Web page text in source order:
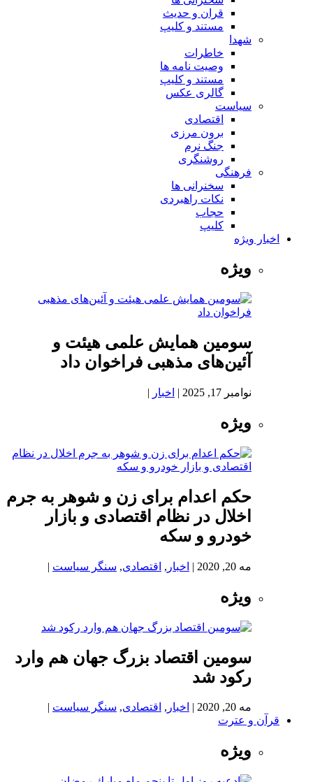
قران و حدیث
مستند و کلیپ
شهدا
خاطرات
وصیت نامه ها
مستند و کلیپ
گالری عکس
سیاست
اقتصادی
برون مرزی
جنگ نرم
روشنگری
فرهنگی
سخنرانی ها
نکات راهبردی
حجاب
کلیپ
اخبار ویژه
ویژه
سومین همایش علمی هیئت و
آئین‌های مذهبی فراخوان داد
نوامبر 17, 2025 | اخبار |
ویژه
حکم اعدام برای زن و شوهر به جرم
اخلال در نظام اقتصادی و بازار
خودرو و سکه
مه 20, 2020 | اخبار , اقتصادی, سنگر سیاست |
ویژه
سومین اقتصاد بزرگ جهان هم وارد
رکود شد
مه 20, 2020 | اخبار , اقتصادی, سنگر سیاست |
قرآن و عترت
ویژه